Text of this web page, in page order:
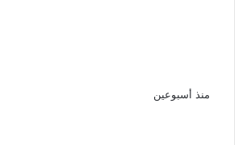
منذ أسبوعين